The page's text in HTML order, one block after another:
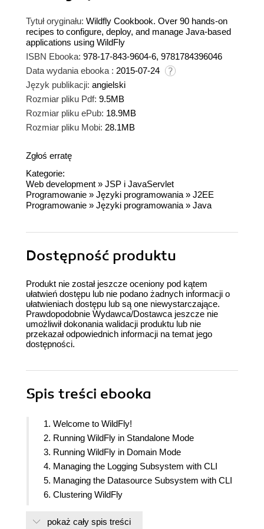
Tytuł oryginału: Wildfly Cookbook. Over 90 hands-on
recipes to configure, deploy, and manage Java-based
applications using WildFly
ISBN Ebooka: 978-17-843-9604-6, 9781784396046
Data wydania ebooka : 2015-07-24
Język publikacji: angielski
Rozmiar pliku Pdf: 9.5MB
Rozmiar pliku ePub: 18.9MB
Rozmiar pliku Mobi: 28.1MB
Zgłoś erratę
Kategorie:
Web development » JSP i JavaServlet
Programowanie » Języki programowania » J2EE
Programowanie » Języki programowania » Java
Dostępność produktu
Produkt nie został jeszcze oceniony pod kątem
ułatwień dostępu lub nie podano żadnych informacji o
ułatwieniach dostępu lub są one niewystarczające.
Prawdopodobnie Wydawca/Dostawca jeszcze nie
umożliwił dokonania walidacji produktu lub nie
przekazał odpowiednich informacji na temat jego
dostępności.
Spis treści ebooka
1. Welcome to WildFly!
2. Running WildFly in Standalone Mode
3. Running WildFly in Domain Mode
4. Managing the Logging Subsystem with CLI
5. Managing the Datasource Subsystem with CLI
6. Clustering WildFly
8. Commanding the CLI
pokaż cały spis treści